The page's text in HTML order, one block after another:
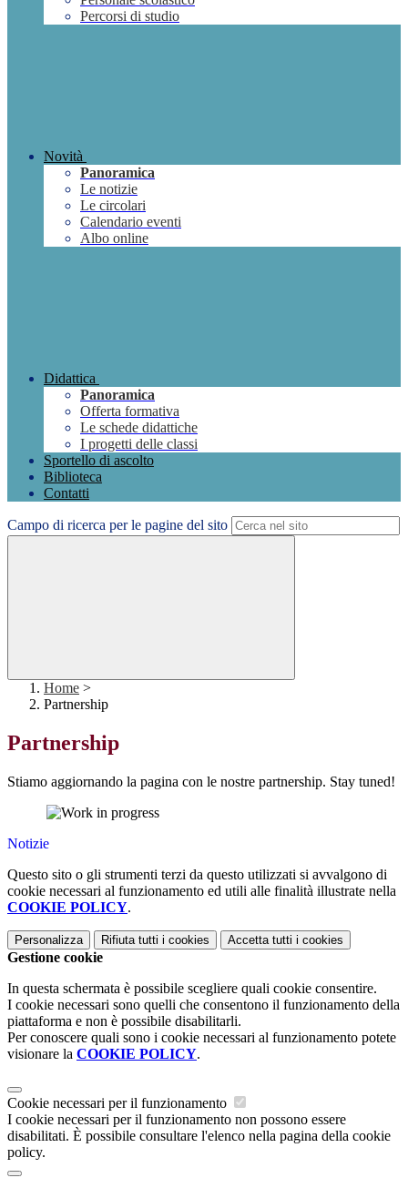
Percorsi di studio
Novità
Panoramica
Le notizie
Le circolari
Calendario eventi
Albo online
Didattica
Panoramica
Offerta formativa
Le schede didattiche
I progetti delle classi
Sportello di ascolto
Biblioteca
Contatti
Campo di ricerca per le pagine del sito
Home >
Partnership
Partnership
Stiamo aggiornando la pagina con le nostre partnership. Stay tuned!
Notizie
Questo sito o gli strumenti terzi da questo utilizzati si avvalgono di
cookie necessari al funzionamento ed utili alle finalità illustrate nella
COOKIE POLICY.
Personalizza Rifiuta tutti i cookies Accetta tutti i cookies
Gestione cookie
In questa schermata è possibile scegliere quali cookie consentire.
I cookie necessari sono quelli che consentono il funzionamento della
piattaforma e non è possibile disabilitarli.
Per conoscere quali sono i cookie necessari al funzionamento potete
visionare la COOKIE POLICY.
Cookie necessari per il funzionamento
I cookie necessari per il funzionamento non possono essere
disabilitati. È possibile consultare l'elenco nella pagina della cookie
policy.